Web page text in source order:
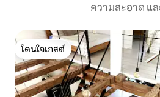
ความสะอาด แ
โดนใจเกสต์
โดนใจเกสต์